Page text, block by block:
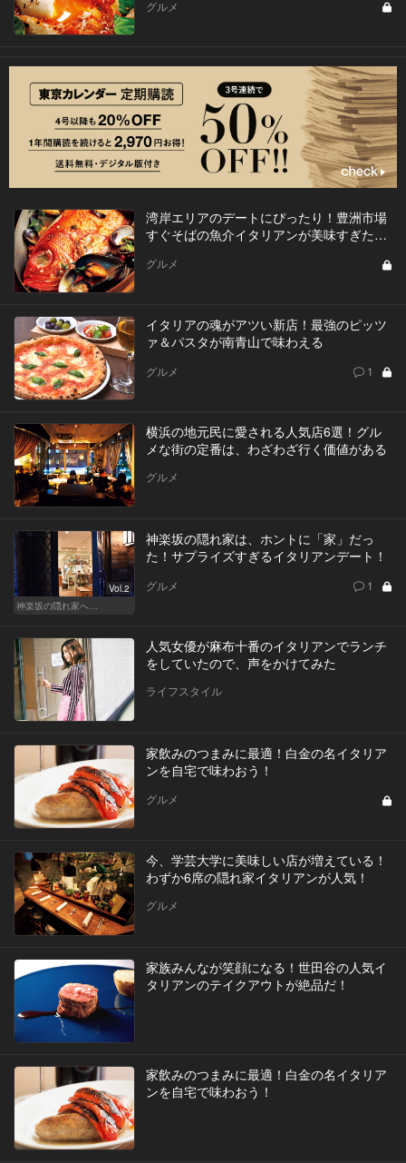
グルメ
湾岸エリアのデートにぴったり！豊洲市場
すぐそばの魚介イタリアンが美味すぎた…
グルメ
イタリアの魂がアツい新店！最強のピッツ
ァ＆パスタが南青山で味わえる
グルメ 1
横浜の地元民に愛される人気店6選！グル
メな街の定番は、わざわざ行く価値がある
グルメ
Vol.2
神楽坂の隠れ家へ…
神楽坂の隠れ家は、ホントに「家」だっ
た！サプライズすぎるイタリアンデート！
グルメ 1
人気女優が麻布十番のイタリアンでランチ
をしていたので、声をかけてみた
ライフスタイル
家飲みのつまみに最適！白金の名イタリア
ンを自宅で味わおう！
グルメ
今、学芸大学に美味しい店が増えている！
わずか6席の隠れ家イタリアンが人気！
グルメ
家族みんなが笑顔になる！世田谷の人気イ
タリアンのテイクアウトが絶品だ！
家飲みのつまみに最適！白金の名イタリア
ンを自宅で味わおう！